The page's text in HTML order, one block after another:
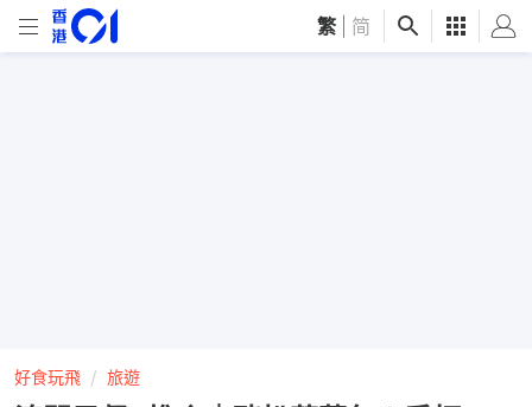
繁 简
好食玩飛 旅遊